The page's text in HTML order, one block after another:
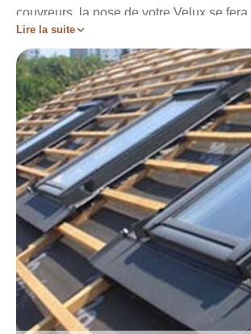
couvreurs, la pose de votre Velux se
de l’art grâce à une bonne maîtrise des
mesure de l’écart entre les chevrons. Si
bénéficier d’un Velux efficace dans son
faites appel à nos services sans
toutefois, qu’avant d’entamer des
charpente d’une maison ou d’un
de construire est nécessaire. C’est le cas
de l’ouverture qui va accueillir votre Velux.
Lire la suite